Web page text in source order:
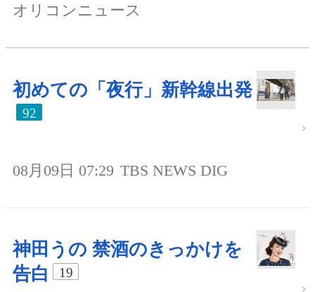
オリコンニュース
初めての「夜行」新幹線出発
92
08月09日 07:29 TBS NEWS DIG
神田うの 禁酒のきっかけを
告白
19